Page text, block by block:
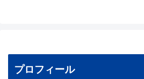
プロフィール